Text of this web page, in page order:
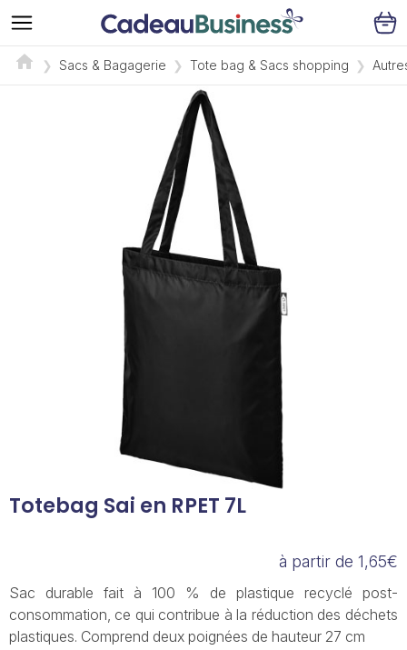
Sacs & Bagagerie Tote bag & Sacs shopping
Totebag Sai en RPET 7L
à partir de 1,65€
Sac durable fait à 100 % de plastique recyclé post-
consommation, ce qui contribue à la réduction des déchets
plastiques. Comprend deux poignées de hauteur 27 cm